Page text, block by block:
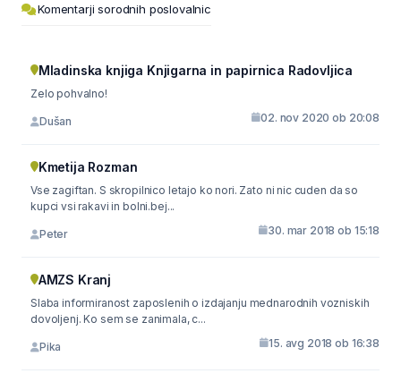
Komentarji sorodnih poslovalnic
Mladinska knjiga Knjigarna in papirnica Radovljica
Zelo pohvalno!
Dušan 02. nov 2020 ob 20:08
Kmetija Rozman
Vse zagiftan. S skropilnico letajo ko nori. Zato ni nic cuden da so
kupci vsi rakavi in bolni.bej...
Peter 30. mar 2018 ob 15:18
AMZS Kranj
Slaba informiranost zaposlenih o izdajanju mednarodnih vozniskih
dovoljenj. Ko sem se zanimala, c...
Pika 15. avg 2018 ob 16:38